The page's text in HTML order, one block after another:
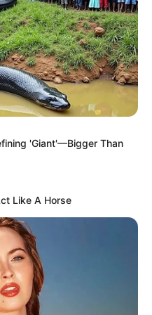
Εαυτός
“Η Μυθολογία απορρέει
σώματος”. Ο Τζόζεφ
βαθύτερη γνώση...
'Giant'—Bigger Than
Like A Horse